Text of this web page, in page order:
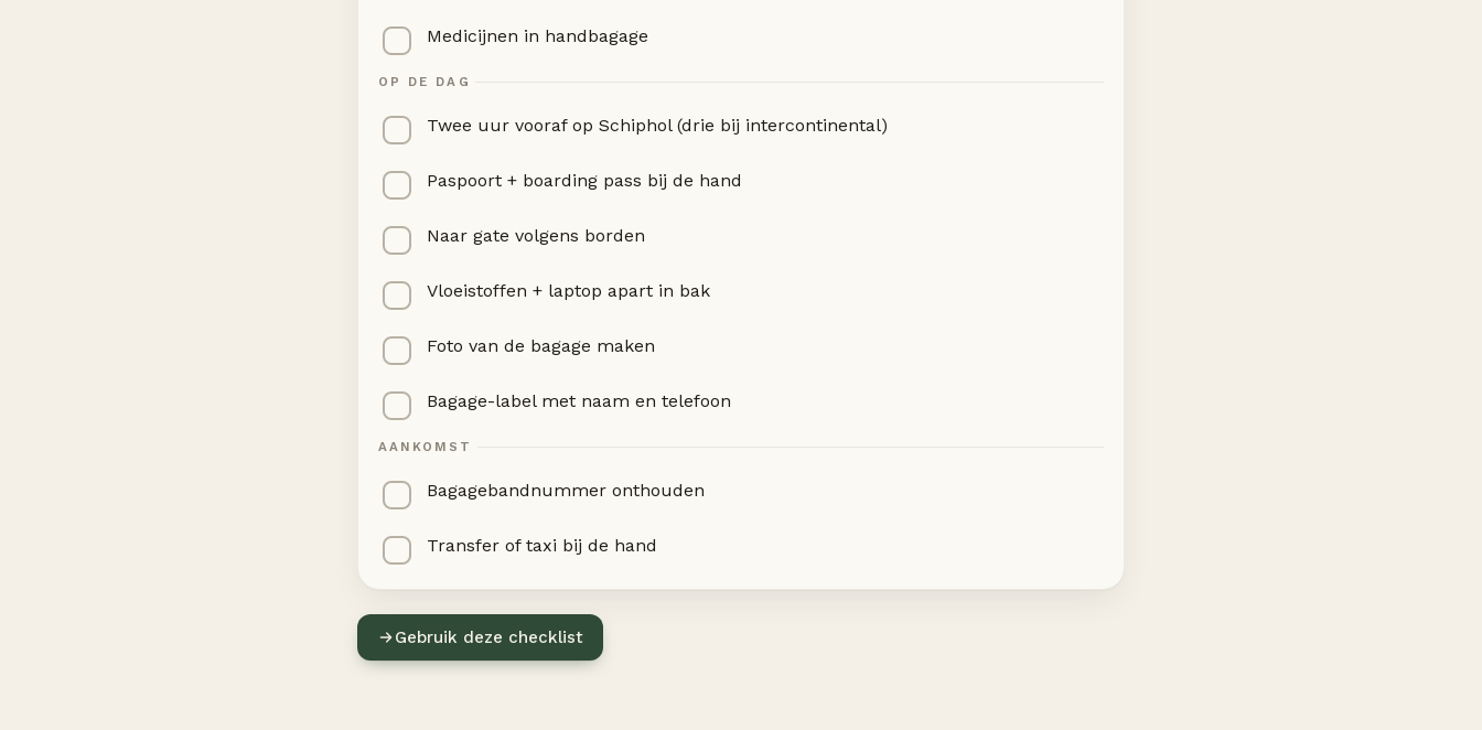
Medicijnen in handbagage
OP DE DAG
Twee uur vooraf op Schiphol (drie bij intercontinental)
Paspoort + boarding pass bij de hand
Naar gate volgens borden
Vloeistoffen + laptop apart in bak
Foto van de bagage maken
Bagage-label met naam en telefoon
AANKOMST
Bagagebandnummer onthouden
Transfer of taxi bij de hand
Gebruik deze checklist